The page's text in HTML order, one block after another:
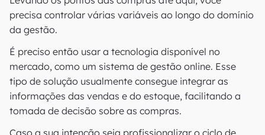
precisa controlar várias variáveis ao longo do domínio
da gestão.
É preciso então usar a tecnologia disponível no
mercado, como um sistema de gestão online. Esse
tipo de solução usualmente consegue integrar as
informações das vendas e do estoque, facilitando a
tomada de decisão sobre as compras.
Caso a sua intenção seja profissionalizar o ciclo de